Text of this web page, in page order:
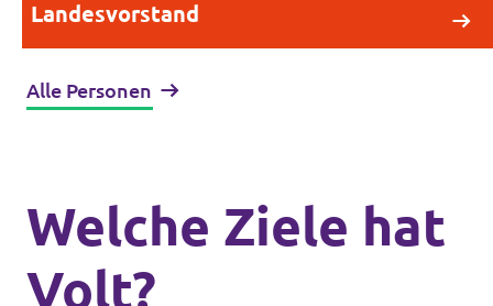
Landesvorstand
Alle Personen
Welche Ziele hat
Volt?